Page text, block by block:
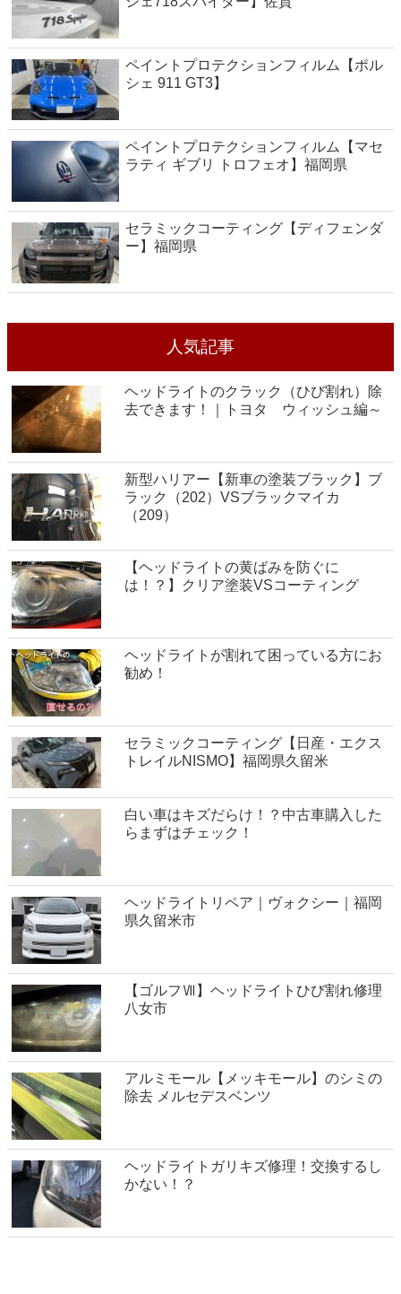
ペイントプロテクションフィルム【ポル
シェ 911 GT3】
ペイントプロテクションフィルム【マセ
ラティ ギブリ トロフェオ】福岡県
セラミックコーティング【ディフェンダ
ー】福岡県
人気記事
ヘッドライトのクラック（ひび割れ）除
去できます！｜トヨタ ウィッシュ編～
新型ハリアー【新車の塗装ブラック】ブ
ラック（202）VSブラックマイカ
（209）
【ヘッドライトの黄ばみを防ぐに
は！？】クリア塗装VSコーティング
ヘッドライトが割れて困っている方にお
勧め！
セラミックコーティング【日産・エクス
トレイルNISMO】福岡県久留米
白い車はキズだらけ！？中古車購入した
らまずはチェック！
ヘッドライトリペア｜ヴォクシー｜福岡
県久留米市
【ゴルフⅦ】ヘッドライトひび割れ修理
八女市
アルミモール【メッキモール】のシミの
除去 メルセデスベンツ
ヘッドライトガリキズ修理！交換するし
かない！？